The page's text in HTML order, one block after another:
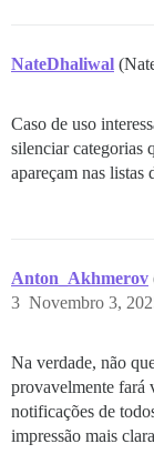
NateDhaliwal
Caso de uso
silenciar categorias
apareçam nas listas
Anton_Akhmerov
Novembro 3,
3
Na verdade, não
provavelmente fará
notificações de
impressão mais